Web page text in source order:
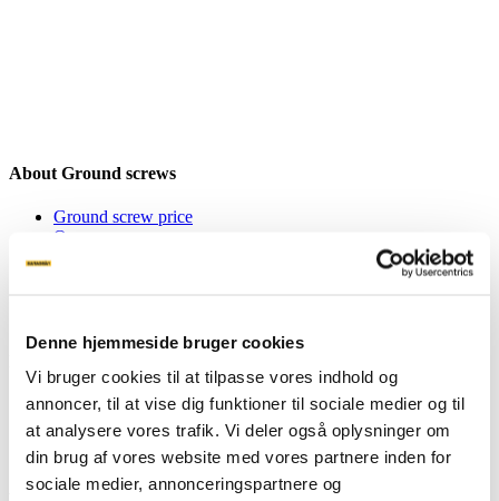
Denne hjemmeside bruger cookies
Vi bruger cookies til at tilpasse vores indhold og
annoncer, til at vise dig funktioner til sociale medier og til
at analysere vores trafik. Vi deler også oplysninger om
din brug af vores website med vores partnere inden for
sociale medier, annonceringspartnere og
About Ground screws
Ground screw price
Our screws
Inspiration
Private
Business
About Stop Digging